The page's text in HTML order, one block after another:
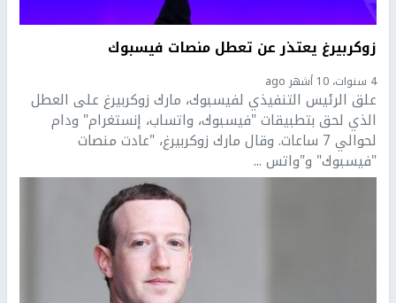
زوكربيرغ يعتذر عن تعطل منصات فيسبوك
4 سنوات، 10 أشهر ago
علق الرئيس التنفيذي لفيسبوك، مارك زوكربيرغ على العطل
الذي لحق بتطبيقات "فيسبوك، واتساب، إنستغرام" ودام
لحوالي 7 ساعات. وقال مارك زوكربيرغ، "عادت منصات
"فيسبوك" و"واتس ...